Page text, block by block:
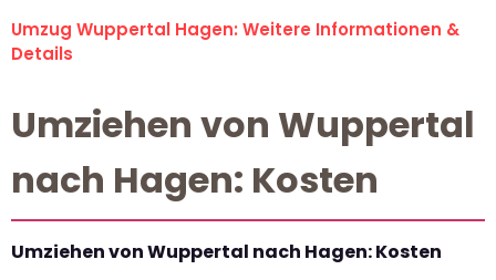
Umzug Wuppertal Hagen: Weitere Informationen &
Details
Umziehen von Wuppertal
nach Hagen: Kosten
Umziehen von Wuppertal nach Hagen: Kosten